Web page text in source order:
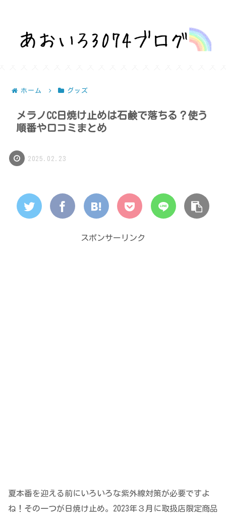
ホーム グッズ
メラノCC日焼け止めは石鹸で落ちる？使う
順番や口コミまとめ
2025.02.23
スポンサーリンク
夏本番を迎える前にいろいろな紫外線対策が必要ですよ
ね！その一つが日焼け止め。2023年３月に取扱店限定商品